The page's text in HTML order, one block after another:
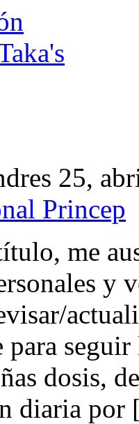
25,
Princep
me
y
seguir
dosis,
diaria